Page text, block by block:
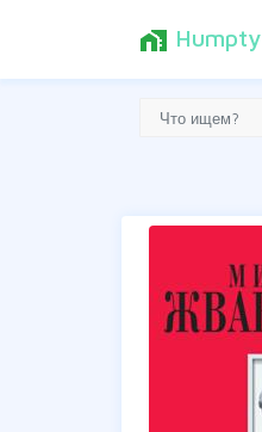
home_work Humpty